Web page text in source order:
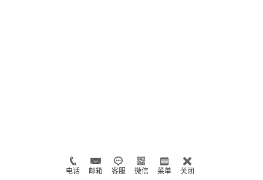
电话 邮箱 客服 微信 菜单 关闭